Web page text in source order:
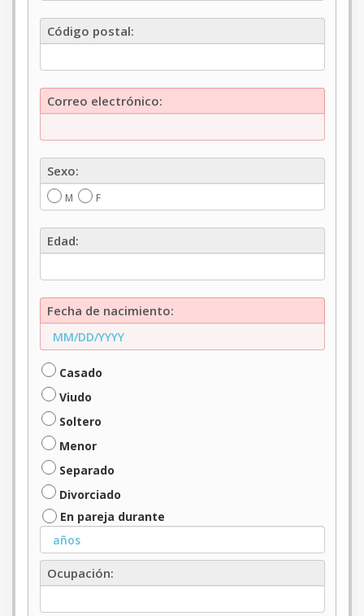
Código
postal:
Código postal:
Correo
electrónico:
Correo electrónico:
Sexo:
Sexo:
M F
Edad:
Edad:
Fecha
de
nacimiento:
Fecha de nacimiento:
Casado
Viudo
Soltero
Menor
Separado
Divorciado
En pareja durante
Ocupación
Ocupación: